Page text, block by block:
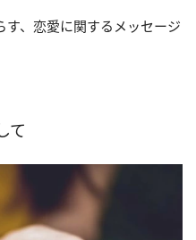
、恋愛に関するメッセージ
て